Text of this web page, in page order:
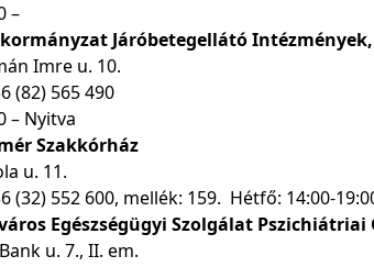
–
Járóbetegellátó
Imre u. 10.
(82) 565 490
– Nyitva
Szakkórház
u. 11.
(32) 552 600, mellék: 159. Hétfő: 14:00-
Egészségügyi Szolgálat Pszichiátriai
u. 7., II. em.